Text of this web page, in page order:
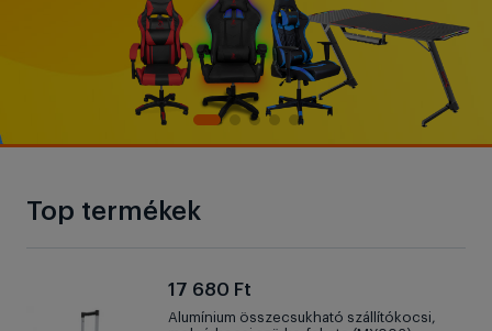
Top termékek
17 680 Ft
Alumínium összecsukható szállítókocsi,